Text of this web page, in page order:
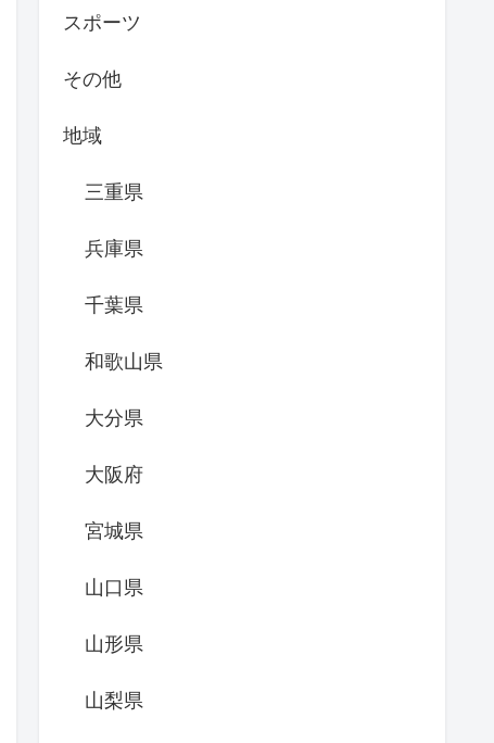
スポーツ
その他
地域
三重県
兵庫県
千葉県
和歌山県
大分県
大阪府
宮城県
山口県
山形県
山梨県